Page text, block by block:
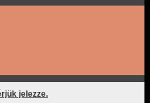
jelezze.